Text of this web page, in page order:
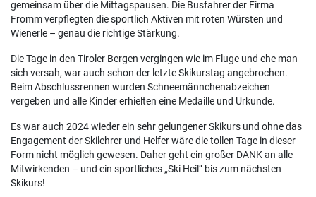
gemeinsam über die Mittagspausen. Die Busfahrer der Firma
Fromm verpflegten die sportlich Aktiven mit roten Würsten und
Wienerle – genau die richtige Stärkung.
Die Tage in den Tiroler Bergen vergingen wie im Fluge und ehe man
sich versah, war auch schon der letzte Skikurstag angebrochen.
Beim Abschlussrennen wurden Schneemännchenabzeichen
vergeben und alle Kinder erhielten eine Medaille und Urkunde.
Es war auch 2024 wieder ein sehr gelungener Skikurs und ohne das
Engagement der Skilehrer und Helfer wäre die tollen Tage in dieser
Form nicht möglich gewesen. Daher geht ein großer DANK an alle
Mitwirkenden – und ein sportliches „Ski Heil“ bis zum nächsten
Skikurs!